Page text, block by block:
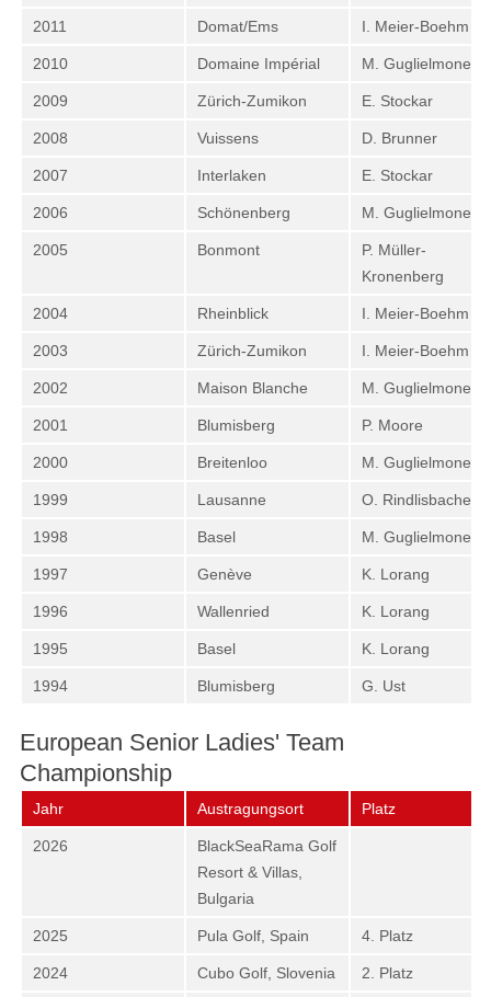
2011 Domat/Ems I. Meier-Boehm
2010 Domaine Impérial M. Guglielmone
2009 Zürich-Zumikon E. Stockar
2008 Vuissens D. Brunner
2007 Interlaken E. Stockar
2006 Schönenberg M. Guglielmone
2005 Bonmont
P. Müller-
Kronenberg
2004 Rheinblick I. Meier-Boehm
2003 Zürich-Zumikon I. Meier-Boehm
2002 Maison Blanche M. Guglielmone
2001 Blumisberg P. Moore
2000 Breitenloo M. Guglielmone
1999 Lausanne O. Rindlisbacher
1998 Basel M. Guglielmone
1997 Genève K. Lorang
1996 Wallenried K. Lorang
1995 Basel K. Lorang
1994 Blumisberg G. Ust
European Senior Ladies' Team
Championship
Jahr Austragungsort Platz
2026
BlackSeaRama Golf
Resort & Villas,
Bulgaria
2025 Pula Golf, Spain 4. Platz
2024 Cubo Golf, Slovenia 2. Platz